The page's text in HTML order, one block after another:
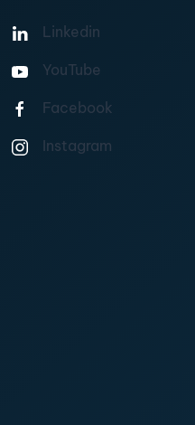
Linkedin
YouTube
Facebook
Instagram